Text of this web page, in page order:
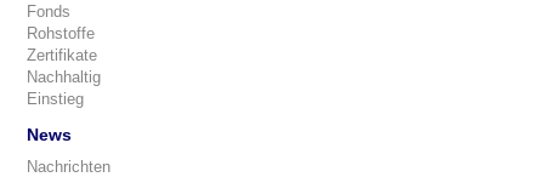
Fonds
Rohstoffe
Zertifikate
Nachhaltig
Einstieg
News
Nachrichten